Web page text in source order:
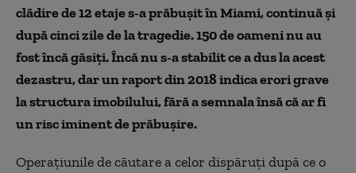
clădire de 12 etaje s-a prăbușit în Miami, continuă și
după cinci zile de la tragedie. 150 de oameni nu au
fost încă găsiți. Încă nu s-a stabilit ce a dus la acest
dezastru, dar un raport din 2018 indica erori grave
la structura imobilului, fără a semnala însă că ar fi
un risc iminent de prăbușire.
Operațiunile de căutare a celor dispăruți după ce o